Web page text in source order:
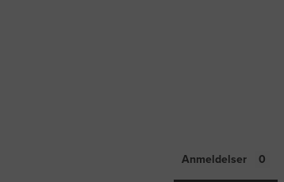
Anmeldelser